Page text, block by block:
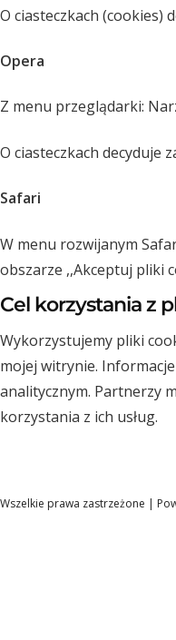
O ciasteczkach (cookies)
Opera
Z menu przeglądarki:
O ciasteczkach decyduje
Safari
W menu rozwijanym
obszarze ,,Akceptuj pliki
Cel korzystania z
Wykorzystujemy pliki
mojej witrynie.
analitycznym. Partnerzy
korzystania z ich usług.
Wszelkie prawa zastrzeżone |